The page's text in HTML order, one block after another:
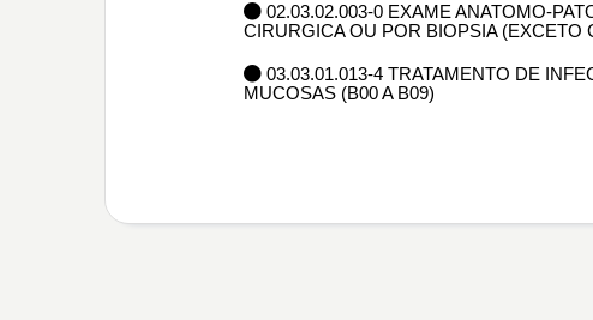
02.03.02.003-0 EXAME ANATOMO-
CIRURGICA OU POR BIOPSIA (EXCETO
03.03.01.013-4 TRATAMENTO DE
MUCOSAS (B00 A B09)